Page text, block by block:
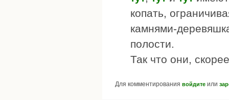
копать,
камнями-
полости.
Так что они,
Для комментирования войдите или